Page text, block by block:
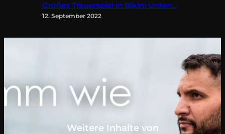
Großes Trauerspiel in Bikini Unten…
12. September 2022
Weitere Inhalte von